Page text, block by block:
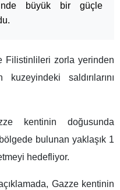
büyük bir güçle
Filistinlileri zorla yerinden
saldırılarını
kentinin doğusunda
bölgede bulunan yaklaşık 1
hedefliyor.
Gazze kentinin